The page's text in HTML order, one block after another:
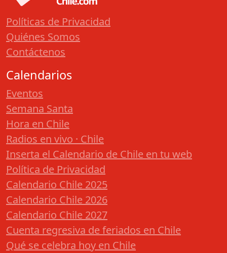
Políticas de Privacidad
Quiénes Somos
Contáctenos
Calendarios
Eventos
Semana Santa
Hora en Chile
Radios en vivo · Chile
Inserta el Calendario de Chile en tu web
Política de Privacidad
Calendario Chile 2025
Calendario Chile 2026
Calendario Chile 2027
Cuenta regresiva de feriados en Chile
Qué se celebra hoy en Chile